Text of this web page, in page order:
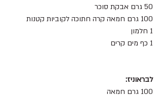
50 גרם אבקת סוכר
100 גרם חמאה קרה חתוכה לקוביות קטנות
1 חלמון
1 כף מים קרים
לבראוניז:
100 גרם חמאה